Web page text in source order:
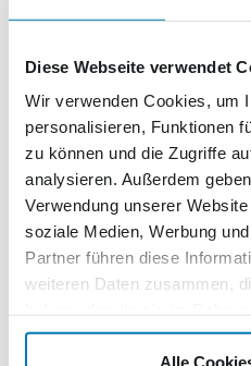
Diese Webseite verwendet
Wir verwenden Cookies, um
personalisieren, Funktionen
zu können und die Zugriffe
analysieren. Außerdem
Verwendung unserer
soziale Medien, Werbung
Partner führen diese
weiteren Daten zusammen,
gesammelt haben.
Alle